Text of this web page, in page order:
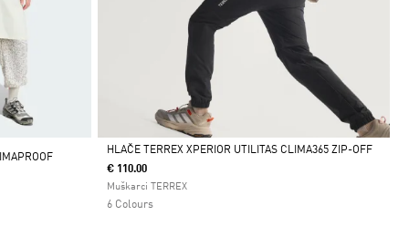
Da
HLAČE TERREX XPERIOR UTILITAS CLIMA365 ZIP-OFF
€ 110.00
Muškarci TERREX
6 Colours